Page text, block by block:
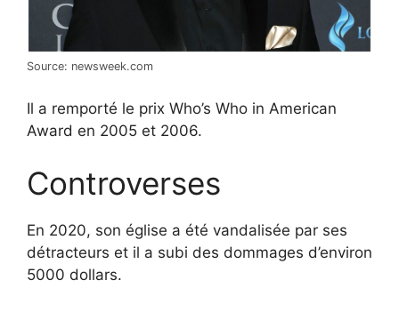
Source: newsweek.com
Il a remporté le prix Who’s Who in American
Award en 2005 et 2006.
Controverses
En 2020, son église a été vandalisée par ses
détracteurs et il a subi des dommages d’environ
5000 dollars.